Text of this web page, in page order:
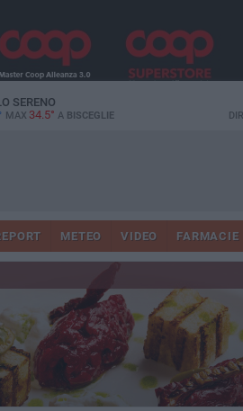
SERENO
MAX 34.5° A BISCEGLIE
METEO VIDEO FARMACIE